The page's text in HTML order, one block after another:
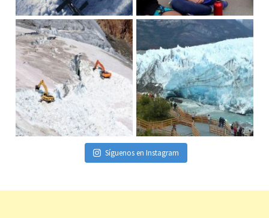
Síguenos en Instagram